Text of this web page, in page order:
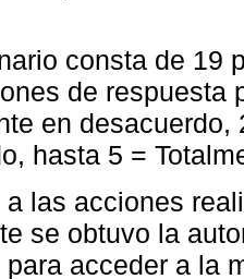
consta de 19
de respuesta
en
hasta 5 =
a las acciones
se obtuvo la
acceder a la